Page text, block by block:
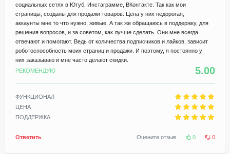
социальных сетях в Ютуб, Инстаграмме, ВКонтакте. Так как мои
страницы, созданы для продажи товаров. Цена у них недорогая,
аккаунты мне то что нужно, живые. А так же обращаюсь в поддержку, для
решения вопросов, и за советом, как лучше сделать. Они мне всегда
отвечают и помогают. Ведь от количества подписчиков и лайков, зависит
роботоспособность моих страниц и продажи. И поэтому, я постоянно у
них заказываю и мне часто делают скидки.
РЕКОМЕНДУЮ
5.00
ФУНКЦИОНАЛ
ЦЕНА
ПОДДЕРЖКА
Ответить Оцените отзыв 0 0